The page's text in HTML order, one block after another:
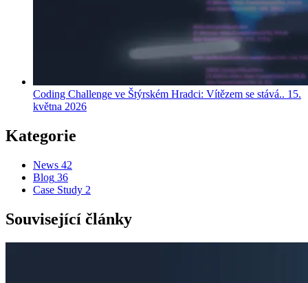
Coding Challenge ve Štýrském Hradci: Vítězem se stává.. 15.
května 2026
Kategorie
News 42
Blog 36
Case Study 2
Související články